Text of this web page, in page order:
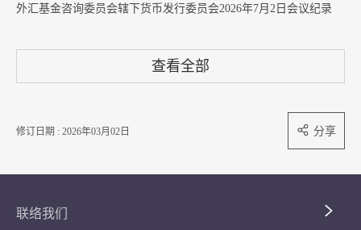
外汇基金咨询委员会辖下货币发行委员会2026年7月2日会议纪录
查看全部
修订日期 : 2026年03月02日 分享
联络我们